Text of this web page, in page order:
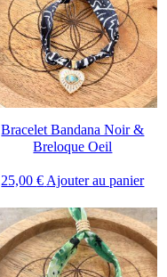
Bracelet Bandana Noir &
Breloque Oeil
25,00€ Ajouter au panier